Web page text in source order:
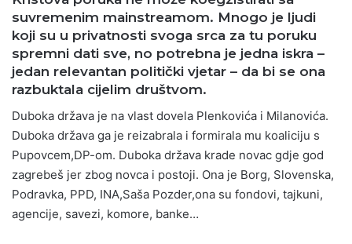
suvremenim mainstreamom. Mnogo je ljudi
koji su u privatnosti svoga srca za tu poruku
spremni dati sve, no potrebna je jedna iskra –
jedan relevantan politički vjetar – da bi se ona
razbuktala cijelim društvom.
Duboka država je na vlast dovela Plenkovića i Milanovića.
Duboka država ga je reizabrala i formirala mu koaliciju s
Pupovcem,DP-om. Duboka država krade novac gdje god
zagrebeš jer zbog novca i postoji. Ona je Borg, Slovenska,
Podravka, PPD, INA,Saša Pozder,ona su fondovi, tajkuni,
agencije, savezi, komore, banke…